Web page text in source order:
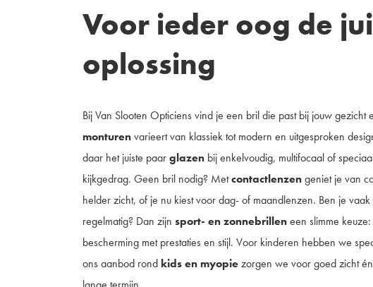
Voor ieder oog de
oplossing
Bij Van Slooten Opticiens vind je een bril die past bij jouw gezicht
monturenvarieert van klassiek tot modern en uitgesproken
daar het juiste paarglazen bij enkelvoudig, multifocaal of
kijkgedrag. Geen bril nodig? Metcontactlenzengeniet je van
helder zicht, of je nu kiest voor dag- of maandlenzen. Ben je vaak
regelmatig? Dan zijn sport- en zonnebrilleneen slimme
bescherming met prestaties en stijl. Voor kinderen hebben we
ons aanbod rond kids en myopiezorgen we voor goed zicht